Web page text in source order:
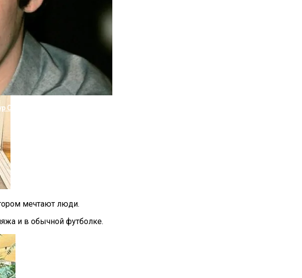
58-Летняя Дроздова Призналась, Почему Не Следит За Собой
Заговорил О Современной Цивилизации
мечтают люди.
и в обычной футболке.